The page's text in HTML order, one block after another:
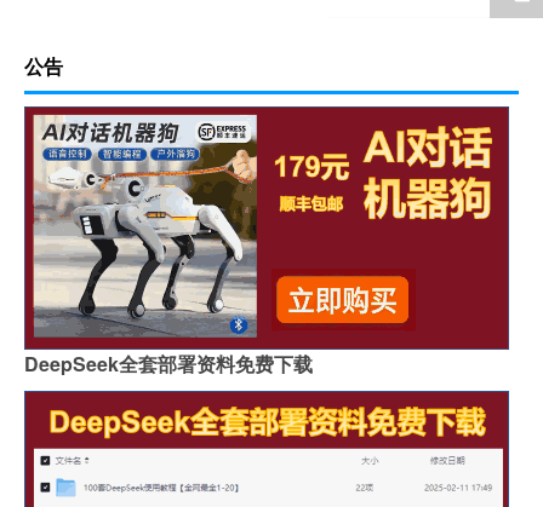
公告
DeepSeek全套部署资料免费下载